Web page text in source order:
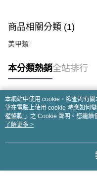
商品相關分類 (1)
美甲類
本分類熱銷全站排行
熱門標籤
本網站中使用 cookie，欲查詢有
望在電腦上使用 cookie 時應如何
權條款 」之 Cookie 聲明。您繼
用條款之 Cookie 聲明使用 cookie。
了解更多 >